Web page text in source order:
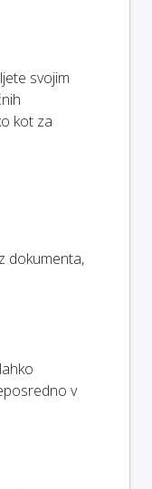
svojim
kot za
dokumenta,
v